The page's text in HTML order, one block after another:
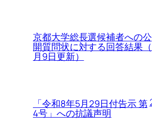
京都大学総長選候補者への公
開質問状に対する回答結果
月9日更新）
「令和8年5月29日付告示 第
4号」への抗議声明